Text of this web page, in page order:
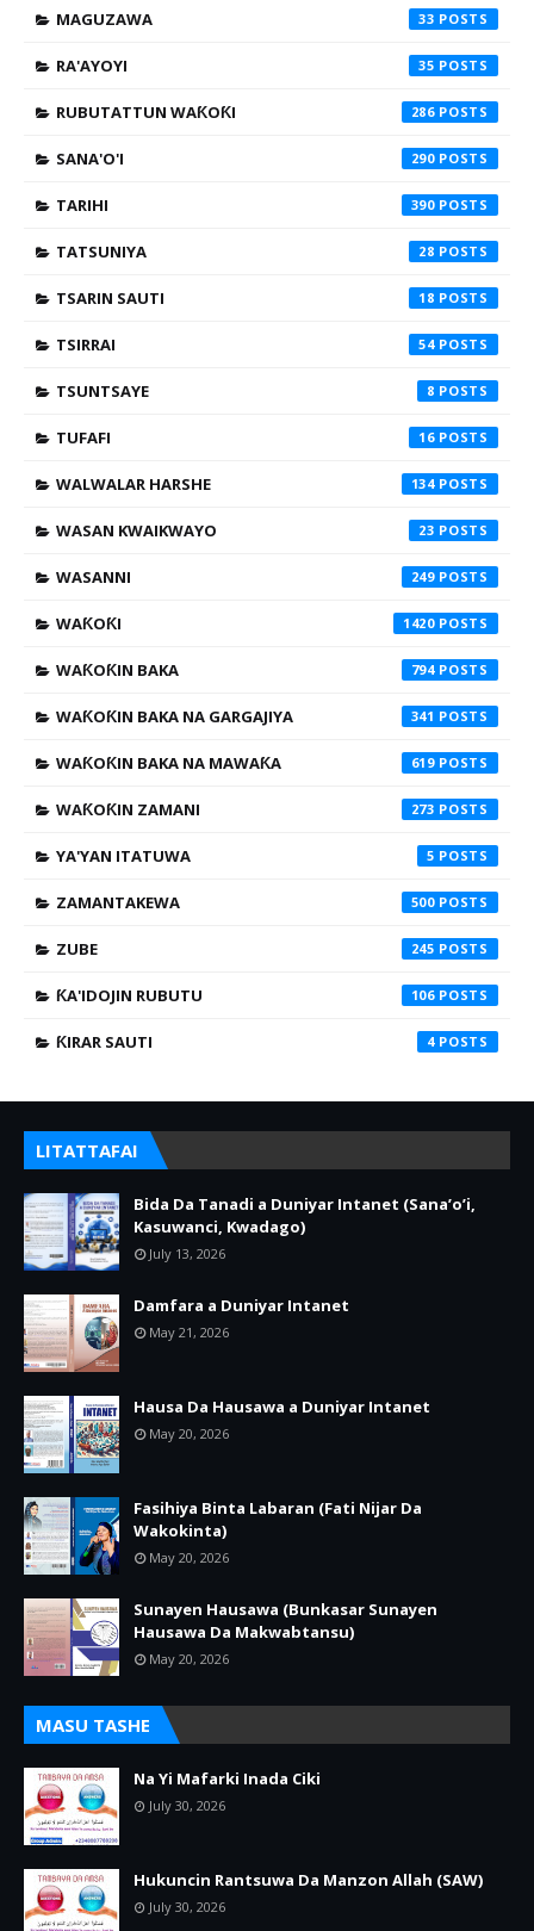
MAGUZAWA 33
RA'AYOYI 35
RUBUTATTUN WAƘOƘI 286
SANA'O'I 290
TARIHI 390
TATSUNIYA 28
TSARIN SAUTI 18
TSIRRAI 54
TSUNTSAYE 8
TUFAFI 16
WALWALAR HARSHE 134
WASAN KWAIKWAYO 23
WASANNI 249
WAƘOƘI 1420
WAƘOƘIN BAKA 794
WAƘOƘIN BAKA NA GARGAJIYA 341
WAƘOƘIN BAKA NA MAWAƘA 619
WAƘOƘIN ZAMANI 273
YA'YAN ITATUWA 5
ZAMANTAKEWA 500
ZUBE 245
ƘA'IDOJIN RUBUTU 106
ƘIRAR SAUTI 4
LITATTAFAI
Bida Da Tanadi a Duniyar Intanet (Sana’o’i,
Kasuwanci, Kwadago)
July 13, 2026
Damfara a Duniyar Intanet
May 21, 2026
Hausa Da Hausawa a Duniyar Intanet
May 20, 2026
Fasihiya Binta Labaran (Fati Nijar Da
Wakokinta)
May 20, 2026
Sunayen Hausawa (Bunkasar Sunayen
Hausawa Da Makwabtansu)
May 20, 2026
MASU TASHE
Na Yi Mafarki Inada Ciki
July 30, 2026
Hukuncin Rantsuwa Da Manzon Allah (SAW)
July 30, 2026